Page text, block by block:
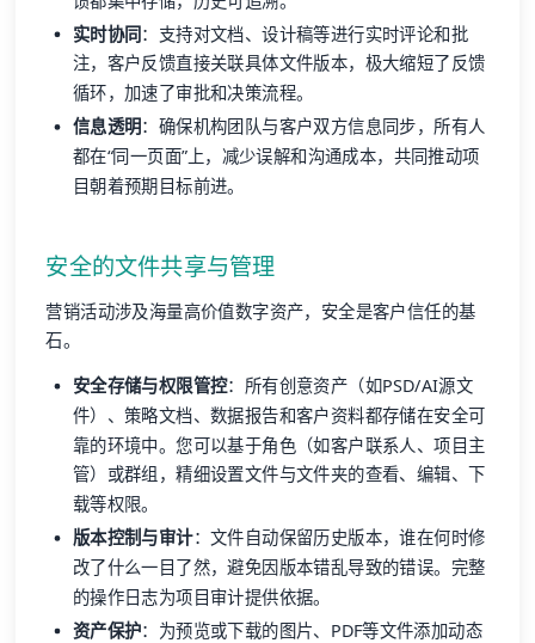
实时协同：支持对文档、设计稿等进行实时评论和批
注，客户反馈直接关联具体文件版本，极大缩短了反馈
循环，加速了审批和决策流程。
信息透明：确保机构团队与客户双方信息同步，所有人
都在“同一页面”上，减少误解和沟通成本，共同推动项
目朝着预期目标前进。
安全的文件共享与管理
营销活动涉及海量高价值数字资产，安全是客户信任的基
石。
安全存储与权限管控：所有创意资产（如PSD/AI源文
件）、策略文档、数据报告和客户资料都存储在安全可
靠的环境中。您可以基于角色（如客户联系人、项目主
管）或群组，精细设置文件与文件夹的查看、编辑、下
载等权限。
版本控制与审计：文件自动保留历史版本，谁在何时修
改了什么一目了然，避免因版本错乱导致的错误。完整
的操作日志为项目审计提供依据。
资产保护：为预览或下载的图片、PDF等文件添加动态